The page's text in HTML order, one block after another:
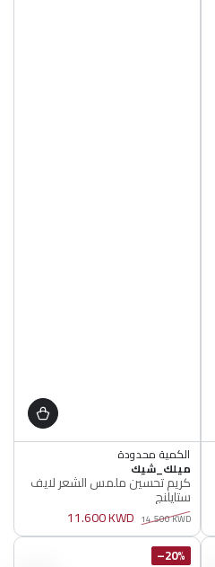
الكمية محدودة
أصلي 100%
الكمية محدودة
أصلي 100%
البائع
ميلك_شيك
كريم تحسين ملمس الشعر لايف
ستايلنج
سعر
عادي
14.500 KWD
سعر
11.600 KWD
20%–